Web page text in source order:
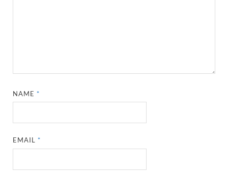
NAME*
EMAIL*